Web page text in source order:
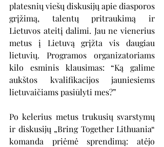
platesnių viešų diskusijų apie diasporos
grįžimą, talentų pritraukimą ir
Lietuvos ateitį dalimi. Jau ne vienerius
metus į Lietuvą grįžta vis daugiau
lietuvių. Programos organizatoriams
kilo esminis klausimas: “Ką galime
aukštos kvalifikacijos jauniesiems
lietuvaičiams pasiūlyti mes?”
Po kelerius metus trukusių svarstymų
ir diskusijų „Bring Together Lithuania“
komanda priėmė sprendimą: atėjo